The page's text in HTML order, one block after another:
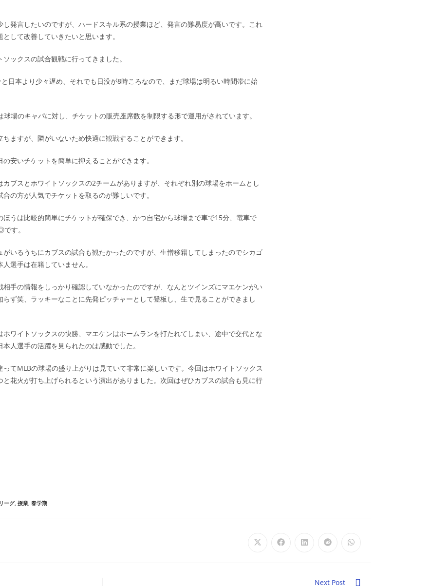
し発言したいのですが、ハードスキル系の授業ほど、発言の難易度が高いです。これ
して改善していきたいと思います。
ックスの試合観戦に行ってきました。
日本より少々遅め、それでも日没が8時ころなので、まだ球場は明るい時間帯に始
球場のキャパに対し、チケットの販売座席数を制限する形で運用がされています。
ますが、隣がいないため快適に観戦することができます。
の安いチケットを簡単に抑えることができます。
カブスとホワイトソックスの2チームがありますが、それぞれ別の球場をホームとし
の方が人気でチケットを取るのが難しいです。
ほうは比較的簡単にチケットが確保でき、かつ自宅から球場まで車で15分、電車で
す。
がいるうちにカブスの試合も観たかったのですが、生憎移籍してしまったのでシカゴ
選手は在籍していません。
相手の情報をしっかり確認していなかったのですが、なんとツインズにマエケンがい
らず笑、ラッキーなことに先発ピッチャーとして登板し、生で見ることができまし
ホワイトソックスの快勝、マエケンはホームランを打たれてしまい、途中で交代とな
本人選手の活躍を見られたのは感動でした。
ってMLBの球場の盛り上がりは見ていて非常に楽しいです。今回はホワイトソックス
と花火が打ち上げられるという演出がありました。次回はぜひカブスの試合も見に行
ーグ, 授業 春学期
Opens Opens Opens Opens Opens
Next Post